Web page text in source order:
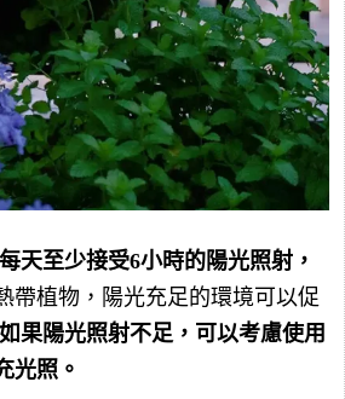
天至少接受6小時的陽光照射，
帶植物，陽光充足的環境可以促
如果陽光照射不足，可以考慮使用
光照。